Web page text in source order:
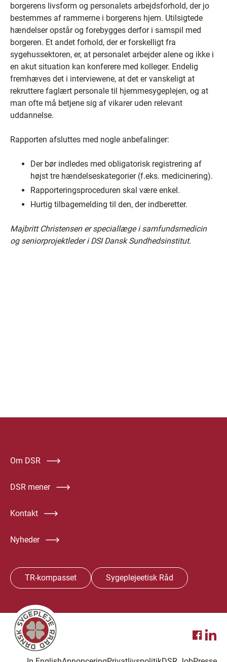
borgerens livsform og personalets arbejdsforhold, der jo
bestemmes af rammerne i borgerens hjem. Utilsigtede
hændelser opstår og forebygges derfor i samspil med
borgeren. Et andet forhold, der er forskelligt fra
sygehussektoren, er, at personalet arbejder alene og ikke i
en akut situation kan konferere med kolleger. Endelig
fremhæves det i interviewene, at det er vanskeligt at
rekruttere faglært personale til hjemmesygeplejen, og at
man ofte må betjene sig af vikarer uden relevant
uddannelse.
Rapporten afsluttes med nogle anbefalinger:
Der bør indledes med obligatorisk registrering af
højst tre hændelseskategorier (f.eks. medicinering).
Rapporteringsproceduren skal være enkel.
Hurtig tilbagemelding til den, der indberetter.
Majbritt Christensen er speciallæge i samfundsmedicin
og seniorprojektleder i DSI Dansk Sundhedsinstitut.
Om DSR
DSR mener
Kontakt
Nyheder
TR-kompasset Sygeplejeetisk Råd